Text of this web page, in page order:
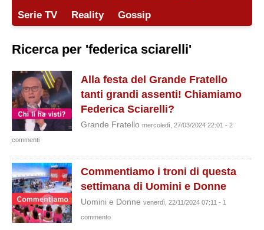
Serie TV
Reality Gossip
Ricerca per 'federica sciarelli'
Alla festa del Grande Fratello
tanti grandi assenti! Chiamiamo
Federica Sciarelli?
Grande Fratello mercoledì, 27/03/2024 22:01 - 2
commenti
Commentiamo i troni di questa
settimana di Uomini e Donne
Uomini e Donne venerdì, 22/11/2024 07:11 - 1
commento